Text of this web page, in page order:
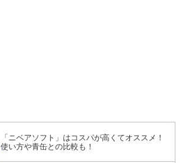
「ニベアソフト」はコスパが高くてオススメ！
使い方や青缶との比較も！